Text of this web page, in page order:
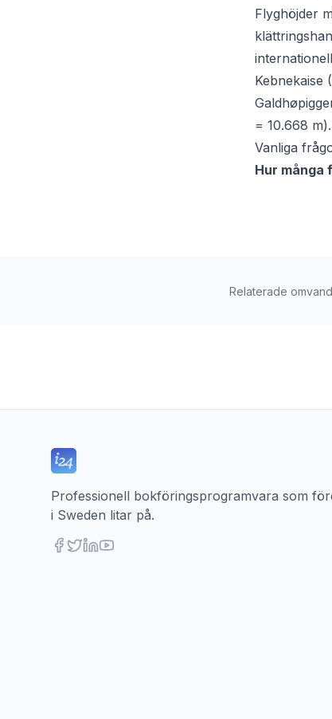
Flyghöjder
Kebnekaise
= 10.668
Vanliga
Hur många
Relaterade
Professionell bokföringsprogramvara som
i Sweden litar på.